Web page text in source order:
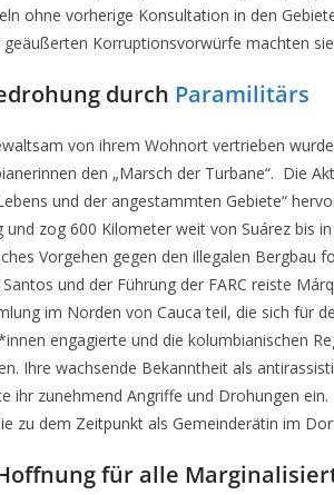
ohne vorherige Konsultation in den
Korruptionsvorwürfe machten
durch Paramilitärs
von ihrem Wohnort vertrieben
den „Marsch der Turbane“. Die
und der angestammten Gebiete“
und zog 600 Kilometer weit von Suárez bis
Vorgehen gegen den illegalen Bergbau
und der Führung der FARC reiste
im Norden von Cauca teil, die sich für
engagierte und die kolumbianischen
Ihre wachsende Bekanntheit als
ihr zunehmend Angriffe und Drohungen
zu dem Zeitpunkt als Gemeinderätin im
für alle